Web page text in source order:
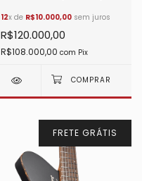
12x de R$10.000,00 sem juros
R$120.000,00
R$108.000,00 com Pix
FRETE GRÁTIS